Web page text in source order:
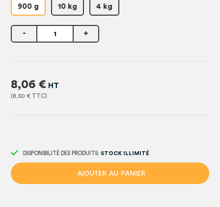
900 g 10 kg 4 kg
- +
8,50 €
8,06 €
DISPONIBILITÉ DES PRODUITS:STOCK ILLIMITÉ
AJOUTER AU PANIER